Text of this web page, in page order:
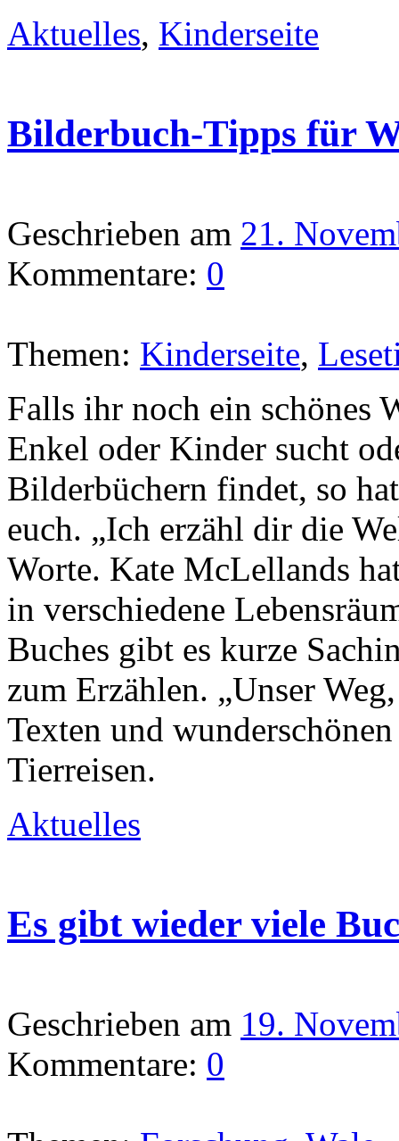
Aktuelles, Kinderseite
Bilderbuch-Tipps für
Geschrieben am 21.
Kommentare: 0
Themen: Kinderseite,
Falls ihr noch ein schönes
Enkel oder Kinder sucht
Bilderbüchern findet, so
euch. „Ich erzähl dir die
Worte. Kate McLellands
in verschiedene
Buches gibt es kurze
zum Erzählen. „Unser
Texten und
Tierreisen.
Aktuelles
Es gibt wieder viele
Geschrieben am 19.
Kommentare: 0